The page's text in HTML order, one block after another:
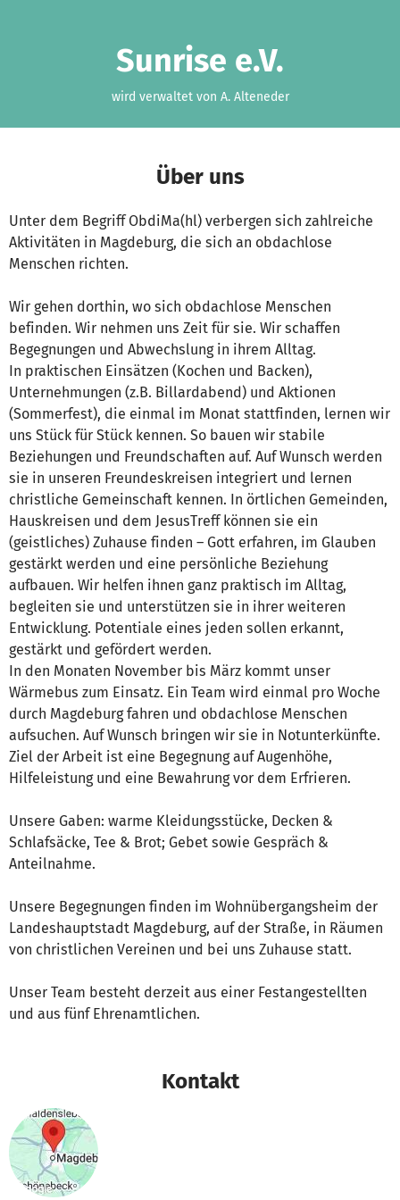
Sunrise e.V.
wird verwaltet von A. Alteneder
Über uns
Unter dem Begriff ObdiMa(hl) verbergen sich zahlreiche
Aktivitäten in Magdeburg, die sich an obdachlose
Menschen richten.
Wir gehen dorthin, wo sich obdachlose Menschen
befinden. Wir nehmen uns Zeit für sie. Wir schaffen
Begegnungen und Abwechslung in ihrem Alltag.
In praktischen Einsätzen (Kochen und Backen),
Unternehmungen (z.B. Billardabend) und Aktionen
(Sommerfest), die einmal im Monat stattfinden, lernen wir
uns Stück für Stück kennen. So bauen wir stabile
Beziehungen und Freundschaften auf. Auf Wunsch werden
sie in unseren Freundeskreisen integriert und lernen
christliche Gemeinschaft kennen. In örtlichen Gemeinden,
Hauskreisen und dem JesusTreff können sie ein
(geistliches) Zuhause finden – Gott erfahren, im Glauben
gestärkt werden und eine persönliche Beziehung
aufbauen. Wir helfen ihnen ganz praktisch im Alltag,
begleiten sie und unterstützen sie in ihrer weiteren
Entwicklung. Potentiale eines jeden sollen erkannt,
gestärkt und gefördert werden.
In den Monaten November bis März kommt unser
Wärmebus zum Einsatz. Ein Team wird einmal pro Woche
durch Magdeburg fahren und obdachlose Menschen
aufsuchen. Auf Wunsch bringen wir sie in Notunterkünfte.
Ziel der Arbeit ist eine Begegnung auf Augenhöhe,
Hilfeleistung und eine Bewahrung vor dem Erfrieren.
Unsere Gaben: warme Kleidungsstücke, Decken &
Schlafsäcke, Tee & Brot; Gebet sowie Gespräch &
Anteilnahme.
Unsere Begegnungen finden im Wohnübergangsheim der
Landeshauptstadt Magdeburg, auf der Straße, in Räumen
von christlichen Vereinen und bei uns Zuhause statt.
Unser Team besteht derzeit aus einer Festangestellten
und aus fünf Ehrenamtlichen.
Kontakt